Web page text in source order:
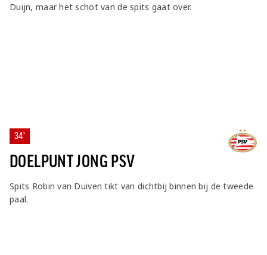
Duijn, maar het schot van de spits gaat over.
34'
DOELPUNT JONG PSV
Spits Robin van Duiven tikt van dichtbij binnen bij de tweede
paal.